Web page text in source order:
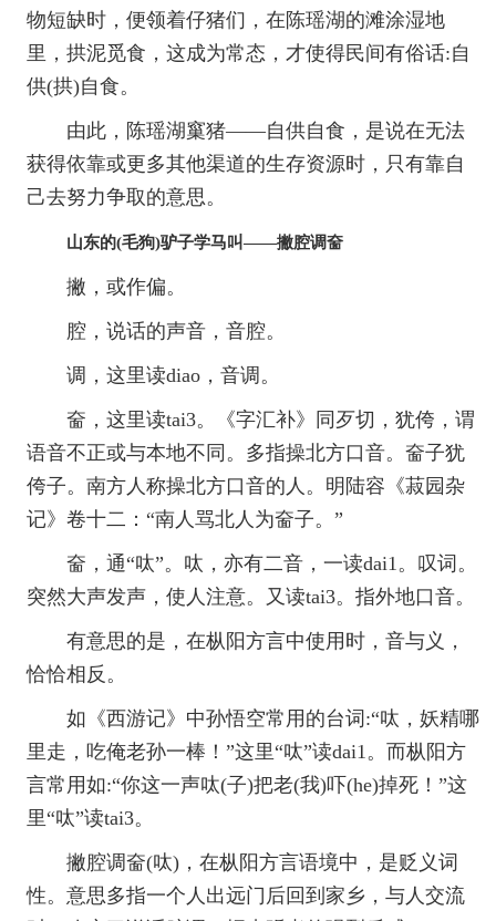
物短缺时，便领着仔猪们，在陈瑶湖的滩涂湿地
里，拱泥觅食，这成为常态，才使得民间有俗话:自
供(拱)自食。
由此，陈瑶湖窼猪——自供自食，是说在无法
获得依靠或更多其他渠道的生存资源时，只有靠自
己去努力争取的意思。
山东的(毛狗)驴子学马叫——撇腔调奤
撇，或作偏。
腔，说话的声音，音腔。
调，这里读diao，音调。
奤，这里读tai3。《字汇补》同歹切，犹侉，谓
语音不正或与本地不同。多指操北方口音。奤子犹
侉子。南方人称操北方口音的人。明陆容《菽园杂
记》卷十二：“南人骂北人为奤子。”
奤，通“呔”。呔，亦有二音，一读dai1。叹词。
突然大声发声，使人注意。又读tai3。指外地口音。
有意思的是，在枞阳方言中使用时，音与义，
恰恰相反。
如《西游记》中孙悟空常用的台词:“呔，妖精哪
里走，吃俺老孙一棒！”这里“呔”读dai1。而枞阳方
言常用如:“你这一声呔(子)把老(我)吓(he)掉死！”这
里“呔”读tai3。
撇腔调奤(呔)，在枞阳方言语境中，是贬义词
性。意思多指一个人出远门后回到家乡，与人交流